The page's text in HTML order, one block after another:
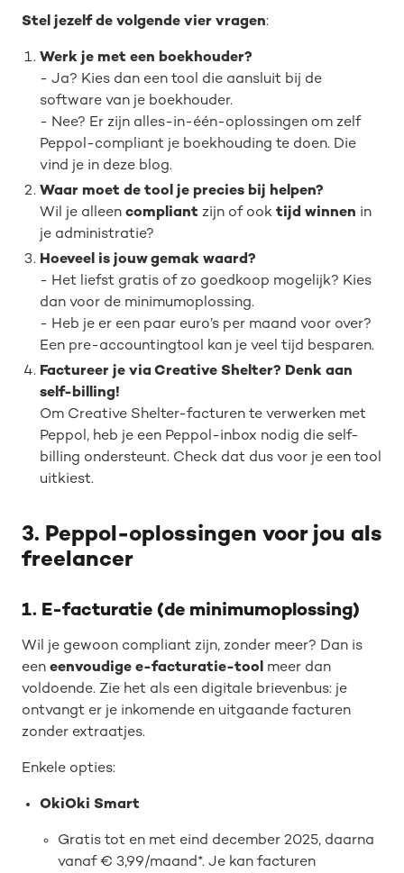
Stel jezelf de volgende vier vragen:
Werk je met een boekhouder?
- Ja? Kies dan een tool die aansluit bij de
software van je boekhouder.
- Nee? Er zijn alles-in-één-oplossingen om zelf
Peppol-compliant je boekhouding te doen. Die
vind je in deze blog.
Waar moet de tool je precies bij helpen?
Wil je alleen compliant zijn of ook tijd winnen in
je administratie?
Hoeveel is jouw gemak waard?
- Het liefst gratis of zo goedkoop mogelijk? Kies
dan voor de minimumoplossing.
- Heb je er een paar euro’s per maand voor over?
Een pre-accountingtool kan je veel tijd besparen.
Factureer je via Creative Shelter? Denk aan
self-billing!
Om Creative Shelter-facturen te verwerken met
Peppol, heb je een Peppol-inbox nodig die self-
billing ondersteunt. Check dat dus voor je een tool
uitkiest.
3. Peppol-oplossingen voor jou als
freelancer
1. E-facturatie (de minimumoplossing)
Wil je gewoon compliant zijn, zonder meer? Dan is
een eenvoudige e-facturatie-tool meer dan
voldoende. Zie het als een digitale brievenbus: je
ontvangt er je inkomende en uitgaande facturen
zonder extraatjes.
Enkele opties:
OkiOki Smart
Gratis tot en met eind december 2025, daarna
vanaf € 3,99/maand*. Je kan facturen